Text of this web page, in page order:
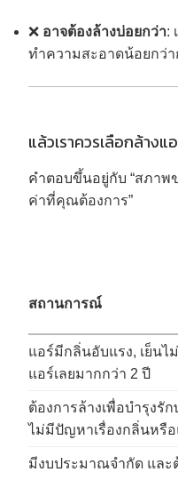
❌ อาจต้องล้างบ่อยกว่า:
ทำความสะอาดน้อยกว่
แล้วเราควรเลือกล้าง
คำตอบขึ้นอยู่กับ “สภาพ
ค่าที่คุณต้องการ”
สถานการณ์
แอร์มีกลิ่นอับแรง, เย็นไ
แอร์เลยมากกว่า 2 ปี
ต้องการล้างเพื่อบำรุงรั
ไม่มีปัญหาเรื่องกลิ่นหรือ
มีงบประมาณจำกัด และ